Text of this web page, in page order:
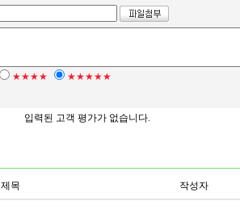
★★★★ ★★★★★
입력된 고객 평가가 없습니다.
제목 작성자